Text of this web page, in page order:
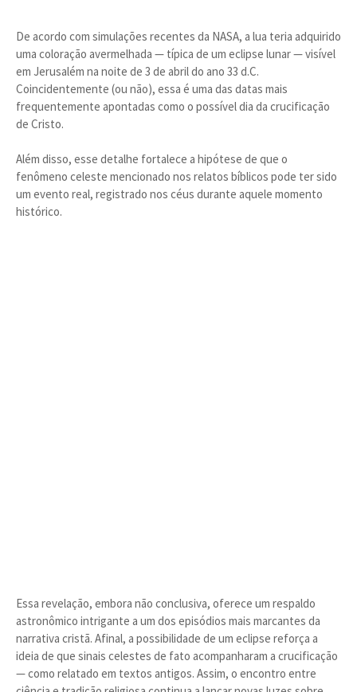
De acordo com simulações recentes da NASA, a lua teria adquirido
uma coloração avermelhada — típica de um eclipse lunar — visível
em Jerusalém na noite de 3 de abril do ano 33 d.C.
Coincidentemente (ou não), essa é uma das datas mais
frequentemente apontadas como o possível dia da crucificação
de Cristo.
Além disso, esse detalhe fortalece a hipótese de que o
fenômeno celeste mencionado nos relatos bíblicos pode ter sido
um evento real, registrado nos céus durante aquele momento
histórico.
Essa revelação, embora não conclusiva, oferece um respaldo
astronômico intrigante a um dos episódios mais marcantes da
narrativa cristã. Afinal, a possibilidade de um eclipse reforça a
ideia de que sinais celestes de fato acompanharam a crucificação
— como relatado em textos antigos. Assim, o encontro entre